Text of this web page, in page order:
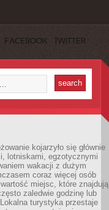
FACEBOOK TWITTER
kojarzyło się głównie
lotniskami, egzotycznymi
wakacji z dużym
coraz więcej osób
miejsc, które znajdują
zaledwie godzinę lub
turystyka przestaje